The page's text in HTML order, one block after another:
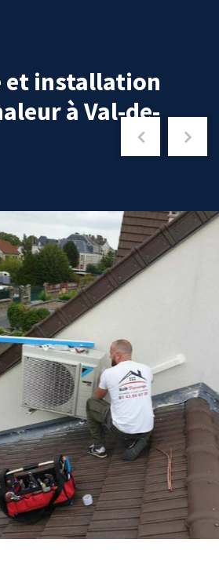
et installation
à Val-de-